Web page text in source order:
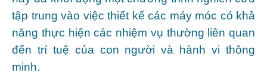
tập trung vào việc thiết kế các máy móc có khả
năng thực hiện các nhiệm vụ thường liên quan
đến trí tuệ của con người và hành vi thông
minh.